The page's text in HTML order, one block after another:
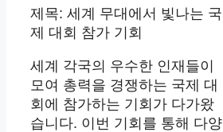
제목: 세계 무대에서 빛나는 국
제 대회 참가 기회
세계 각국의 우수한 인재들이
모여 총력을 경쟁하는 국제 대
회에 참가하는 기회가 다가왔
습니다. 이번 기회를 통해 다양